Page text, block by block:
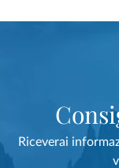
Riceverai